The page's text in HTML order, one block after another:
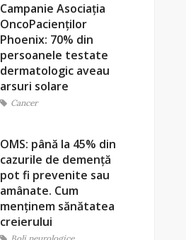
Campanie Asociația
OncoPacienților
Phoenix: 70% din
persoanele testate
dermatologic aveau
arsuri solare
Cancer
OMS: până la 45% din
cazurile de demență
pot fi prevenite sau
amânate. Cum
menținem sănătatea
creierului